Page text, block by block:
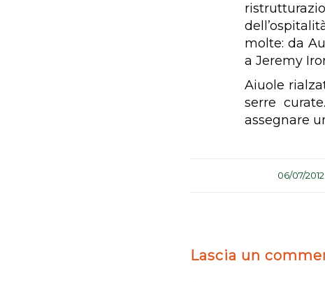
molte: da
a Jeremy
Aiuole
serre
assegnare
06/07/2012
/
Lascia un